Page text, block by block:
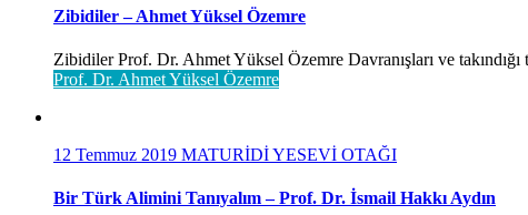
Zibidiler – Ahmet Yüksel Özemre
Zibidiler Prof. Dr. Ahmet Yüksel Özemre Davranışları ve
Prof. Dr. Ahmet Yüksel Özemre
12 Temmuz 2019 MATURİDİ YESEVİ OTAĞI
Bir Türk Alimini Tanıyalım – Prof. Dr. İsmail Hakkı Aydın